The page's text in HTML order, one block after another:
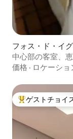
フォス・ド・イ
中心部の客室、
価格 · ロケーショ
大好評のゲスト
ゲストチョイ